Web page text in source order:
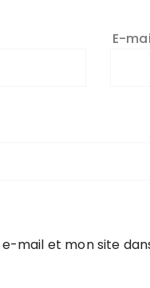
E-
mail et mon site